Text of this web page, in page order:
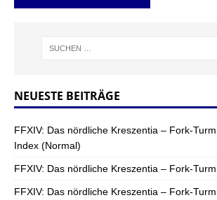
NEUESTE BEITRÄGE
FFXIV: Das nördliche Kreszentia – Fork-
Index (Normal)
FFXIV: Das nördliche Kreszentia – Fork-
FFXIV: Das nördliche Kreszentia – Fork-